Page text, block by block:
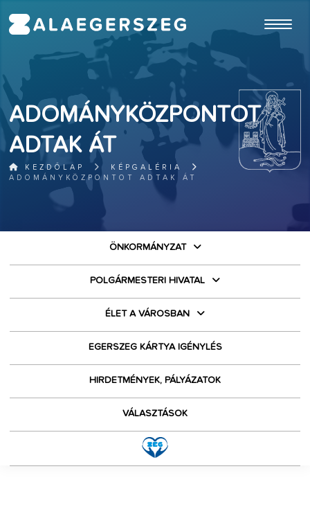
ADOMÁNYKÖZPONTOT
ADTAK ÁT
KEZDŐLAP
KÉPGALÉRIA
ADOMÁNYKÖZPONTOT ADTAK ÁT
ÖNKORMÁNYZAT
POLGÁRMESTERI HIVATAL
ÉLET A VÁROSBAN
EGERSZEG KÁRTYA IGÉNYLÉS
HIRDETMÉNYEK, PÁLYÁZATOK
VÁLASZTÁSOK